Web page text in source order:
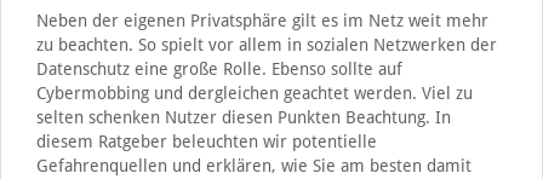
Neben der eigenen Privatsphäre gilt es im Netz weit mehr
zu beachten. So spielt vor allem in sozialen Netzwerken der
Datenschutz eine große Rolle. Ebenso sollte auf
Cybermobbing und dergleichen geachtet werden. Viel zu
selten schenken Nutzer diesen Punkten Beachtung. In
diesem Ratgeber beleuchten wir potentielle
Gefahrenquellen und erklären, wie Sie am besten damit